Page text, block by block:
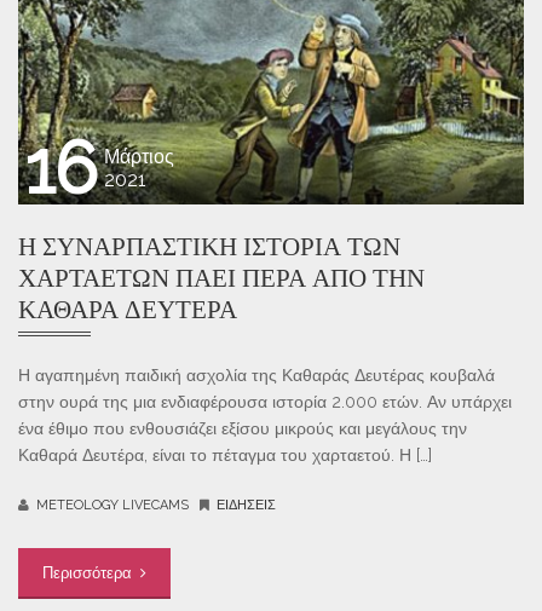
16 Μάρτιος
2021
Η ΣΥΝΑΡΠΑΣΤΙΚΉ ΙΣΤΟΡΊΑ ΤΩΝ
ΧΑΡΤΑΕΤΏΝ ΠΆΕΙ ΠΈΡΑ ΑΠΌ ΤΗΝ
ΚΑΘΑΡΆ ΔΕΥΤΈΡΑ
Η αγαπημένη παιδική ασχολία της Καθαράς Δευτέρας κουβαλά
στην ουρά της μια ενδιαφέρουσα ιστορία 2.000 ετών. Αν υπάρχει
ένα έθιμο που ενθουσιάζει εξίσου μικρούς και μεγάλους την
Καθαρά Δευτέρα, είναι το πέταγμα του χαρταετού. Η […]
METEOLOGY LIVECAMS ΕΙΔΉΣΕΙΣ
Περισσότερα